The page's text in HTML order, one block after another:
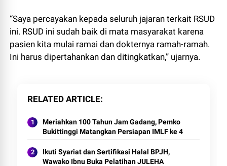
“Saya percayakan kepada seluruh jajaran terkait RSUD
ini. RSUD ini sudah baik di mata masyarakat karena
pasien kita mulai ramai dan dokternya ramah-ramah.
Ini harus dipertahankan dan ditingkatkan,” ujarnya.
RELATED ARTICLE
Meriahkan 100 Tahun Jam Gadang, Pemko
Bukittinggi Matangkan Persiapan IMLF ke 4
Ikuti Syariat dan Sertifikasi Halal BPJH,
Wawako Ibnu Buka Pelatihan JULEHA